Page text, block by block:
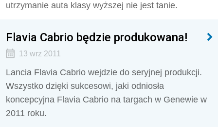
utrzymanie auta klasy wyższej nie jest tanie.
Flavia Cabrio będzie produkowana!
13 wrz 2011
Lancia Flavia Cabrio wejdzie do seryjnej produkcji.
Wszystko dzięki sukcesowi, jaki odniosła
koncepcyjna Flavia Cabrio na targach w Genewie w
2011 roku.